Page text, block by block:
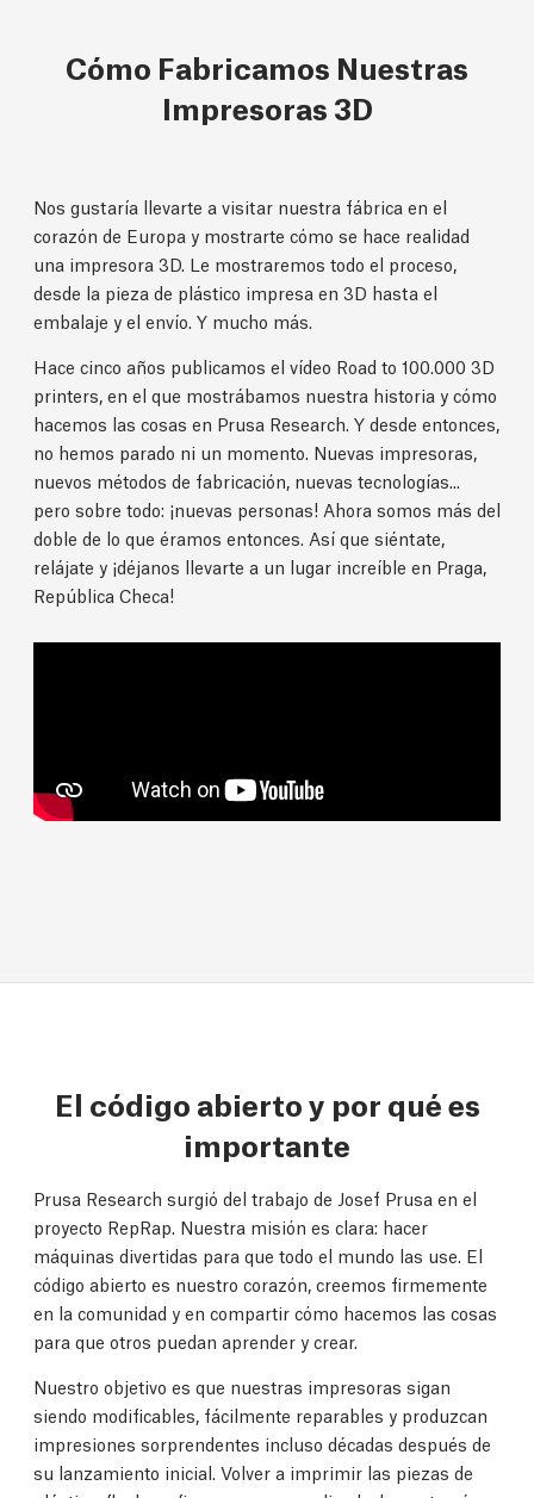
Cómo Fabricamos Nuestras
Impresoras 3D
Nos gustaría llevarte a visitar nuestra fábrica en el
corazón de Europa y mostrarte cómo se hace realidad
una impresora 3D. Le mostraremos todo el proceso,
desde la pieza de plástico impresa en 3D hasta el
embalaje y el envío. Y mucho más.
Hace cinco años publicamos el vídeo Road to 100.000 3D
printers, en el que mostrábamos nuestra historia y cómo
hacemos las cosas en Prusa Research. Y desde entonces,
no hemos parado ni un momento. Nuevas impresoras,
nuevos métodos de fabricación, nuevas tecnologías...
pero sobre todo: ¡nuevas personas! Ahora somos más del
doble de lo que éramos entonces. Así que siéntate,
relájate y ¡déjanos llevarte a un lugar increíble en Praga,
República Checa!
El código abierto y por qué es
importante
Prusa Research surgió del trabajo de Josef Prusa en el
proyecto RepRap. Nuestra misión es clara: hacer
máquinas divertidas para que todo el mundo las use. El
código abierto es nuestro corazón, creemos firmemente
en la comunidad y en compartir cómo hacemos las cosas
para que otros puedan aprender y crear.
Nuestro objetivo es que nuestras impresoras sigan
siendo modificables, fácilmente reparables y produzcan
impresiones sorprendentes incluso décadas después de
su lanzamiento inicial. Volver a imprimir las piezas de